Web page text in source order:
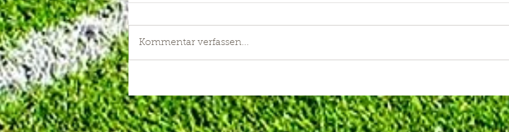
Kommentar verfassen...